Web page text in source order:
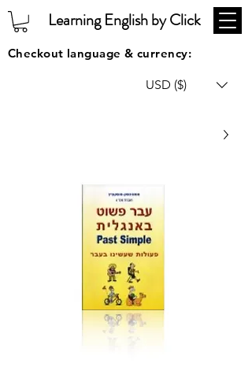
Learning English by Click
Checkout language & currency:
USD ($)